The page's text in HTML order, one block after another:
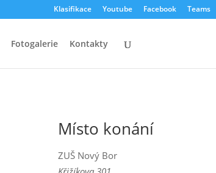
Klasifikace Youtube Facebook Teams
Fotogalerie Kontakty
Místo konání
ZUŠ Nový Bor